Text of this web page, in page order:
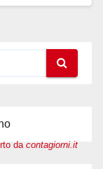
da contagiorni.it